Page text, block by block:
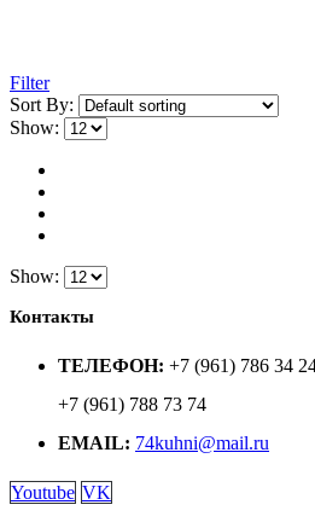
Filter
Sort By:
Show:
Show:
Контакты
ТЕЛЕФОН: +7 (961) 786 34
+7 (961) 788 73 74
EMAIL: 74kuhni@mail.ru
Youtube VK